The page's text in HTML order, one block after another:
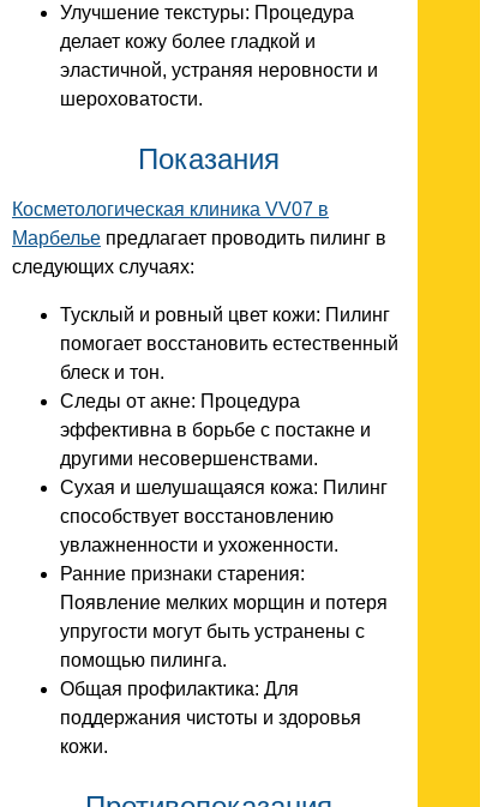
Улучшение текстуры: Процедура
делает кожу более гладкой и
эластичной, устраняя неровности и
шероховатости.
Показания
Косметологическая клиника VV07 в
Марбелье предлагает проводить пилинг в
следующих случаях:
Тусклый и ровный цвет кожи: Пилинг
помогает восстановить естественный
блеск и тон.
Следы от акне: Процедура
эффективна в борьбе с постакне и
другими несовершенствами.
Сухая и шелушащаяся кожа: Пилинг
способствует восстановлению
увлажненности и ухоженности.
Ранние признаки старения:
Появление мелких морщин и потеря
упругости могут быть устранены с
помощью пилинга.
Общая профилактика: Для
поддержания чистоты и здоровья
кожи.